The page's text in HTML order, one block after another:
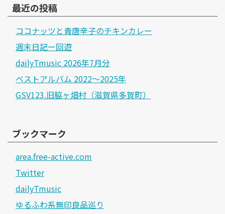
最近の投稿
ココナッツと青唐辛子のチキンカレー
週末日記ー回遊
dailyTmusic 2026年7月分
ベストアルバム 2022～2025年
GSV123.旧脇ヶ畑村（滋賀県多賀町）
ブックマーク
area.free-active.com
Twitter
dailyTmusic
ゆるふわ系無印良品巡り